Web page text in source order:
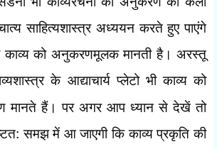
साहित्यशास्त्र अध्ययन करते हुए पाएंगे
काव्य को अनुकरणमूलक मानती है। अरस्तू
के आद्याचार्य प्लेटो भी काव्य को
मानते हैं। पर अगर आप ध्यान से देखें तो
समझ में आ जाएगी कि काव्य प्रकृति की